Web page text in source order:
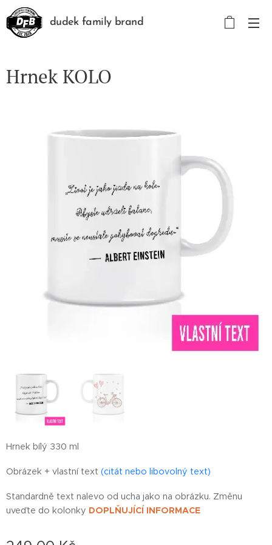
dudek family brand
Hrnek KOLO
Hrnek bílý 330 ml
Obrázek + vlastní text (citát nebo libovolný text)
Standardně text nalevo od ucha jako na obrázku. Změnu
uveďte do kolonky DOPLŇUJÍCÍ INFORMACE